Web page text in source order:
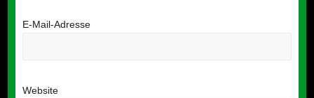
E-Mail-Adresse
Website